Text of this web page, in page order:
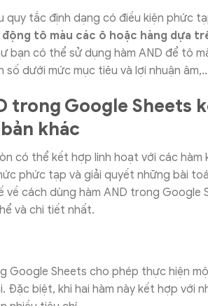
quy tắc định dạng có điều kiện phức
tô màu các ô hoặc hàng dựa
bạn có thể sử dụng hàm AND để tô
dưới mức mục tiêu và lợi nhuận
trong Google Sheets
khác
có thể kết hợp linh hoạt với các hàm
phức tạp và giải quyết những bài
về cách dùng hàm AND trong Google
và chi tiết nhất.
Google Sheets cho phép thực hiện
Đặc biệt, khi hai hàm này kết hợp với